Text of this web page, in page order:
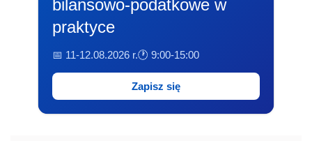
bilansowo-podatkowe w
praktyce
📅 11-12.08.2026 r.🕐 9:00-15:00
Zapisz się